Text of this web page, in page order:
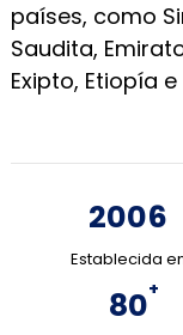
países, como
Saudita,
Exipto, Etiopía
2006
Establecida
80+